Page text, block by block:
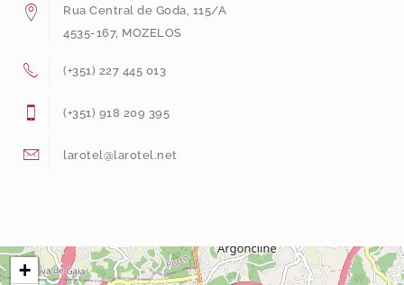
Rua Central de Goda, 115/A
4535-167, MOZELOS
(+351) 227 445 013
(+351) 918 209 395
larotel@larotel.net
+